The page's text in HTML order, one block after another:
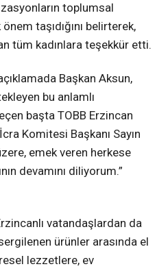
toplumsal
taşıdığını belirterek,
tüm kadınlara teşekkür etti.
Başkan Aksun,
bu anlamlı
başta TOBB Erzincan
Komitesi Başkanı Sayın
emek veren herkese
devamını diliyorum.”
vatandaşlardan da
ürünler arasında el
lezzetlere, ev